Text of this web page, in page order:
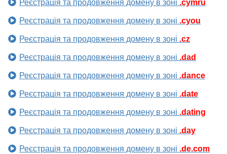
Реєстрація та продовження домену в зоні .cymru
Реєстрація та продовження домену в зоні .cyou
Реєстрація та продовження домену в зоні .cz
Реєстрація та продовження домену в зоні .dad
Реєстрація та продовження домену в зоні .dance
Реєстрація та продовження домену в зоні .date
Реєстрація та продовження домену в зоні .dating
Реєстрація та продовження домену в зоні .day
Реєстрація та продовження домену в зоні .de.com